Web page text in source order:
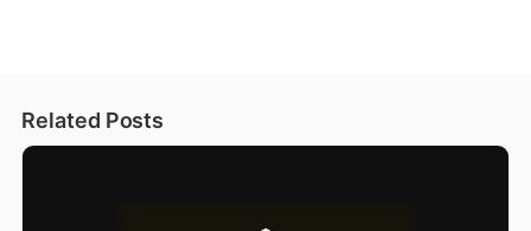
Related Posts